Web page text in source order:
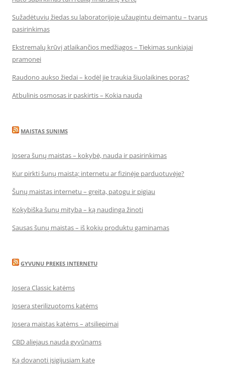
Sužadėtuvių žiedas su laboratorijoje užaugintu deimantu – tvarus
pasirinkimas
Ekstremalų krūvį atlaikančios medžiagos – Tiekimas sunkiajai
pramonei
Raudono aukso žiedai – kodėl jie traukia šiuolaikines poras?
Atbulinis osmosas ir paskirtis – Kokia nauda
MAISTAS SUNIMS
Josera šunų maistas – kokybė, nauda ir pasirinkimas
Kur pirkti šunų maistą: internetu ar fizinėje parduotuvėje?
Šunų maistas internetu – greita, patogu ir pigiau
Kokybiška šunų mityba – ką naudinga žinoti
Sausas šunų maistas – iš kokių produktų gaminamas
GYVUNU PREKES INTERNETU
Josera Classic katėms
Josera sterilizuotoms katėms
Josera maistas katėms – atsiliepimai
CBD aliejaus nauda gyvūnams
Ką dovanoti įsigijusiam katę